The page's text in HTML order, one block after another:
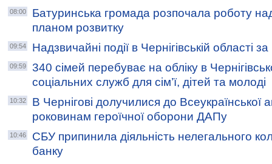
08:00
Батуринська громада розпочала роботу
планом розвитку
09:54 Надзвичайні події в Чернігівській області
09:59
340 сімей перебуває на обліку в
соціальних служб для сім’ї, дітей та молоді
10:32
В Чернігові долучилися до Всеукраїнської
роковинам героїчної оборони ДАПу
10:46
СБУ припинила діяльність нелегального
банку